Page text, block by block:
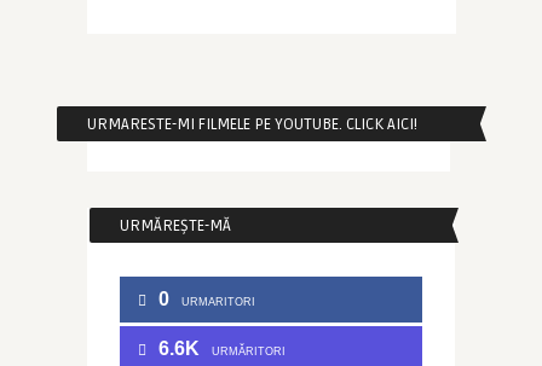
URMARESTE-MI FILMELE PE YOUTUBE. CLICK AICI!
URMĂREȘTE-MĂ
0 URMARITORI
6.6K URMĂRITORI